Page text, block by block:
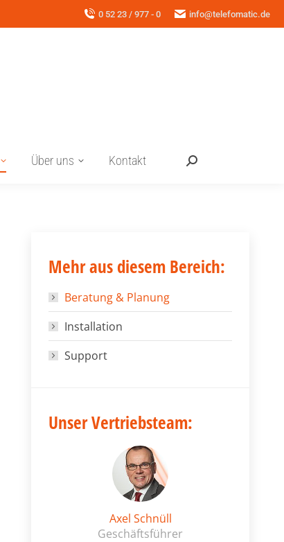
0 52 23 / 977 - 0 info@telefomatic.de
Über uns Kontakt
Search:
Mehr aus diesem Bereich:
Beratung & Planung
Installation
Support
Unser Vertriebsteam:
Axel Schnüll
Geschäftsführer